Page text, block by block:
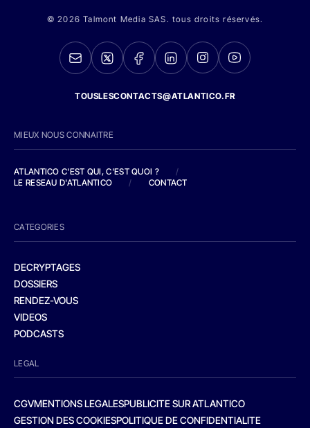
© 2026 Talmont Media SAS. tous droits réservés.
TOUSLESCONTACTS@ATLANTICO.FR
MIEUX NOUS CONNAITRE
ATLANTICO C'EST QUI, C'EST QUOI ?
/
LE RESEAU D'ATLANTICO
/ CONTACT
CATEGORIES
DECRYPTAGES
DOSSIERS
RENDEZ-VOUS
VIDEOS
PODCASTS
LEGAL
CGVMENTIONS LEGALESPUBLICITE SUR ATLANTICO
GESTION DES COOKIESPOLITIQUE DE CONFIDENTIALITE